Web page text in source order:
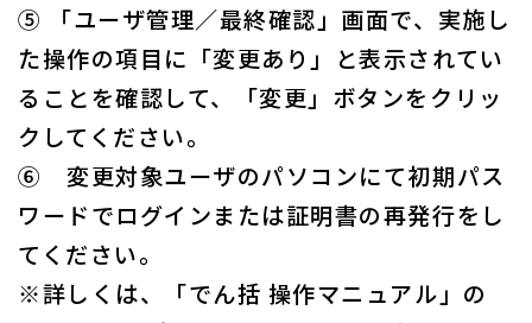
⑤ 「ユーザ管理／最終確認」画面で、実施し
た操作の項目に「変更あり」と表示されてい
ることを確認して、「変更」ボタンをクリッ
クしてください。
⑥ 変更対象ユーザのパソコンにて初期パス
ワードでログインまたは証明書の再発行をし
てください。
※詳しくは、「でん括 操作マニュアル」の